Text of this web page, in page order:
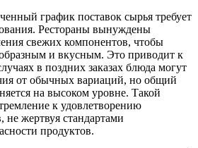
график поставок сырья требует
Рестораны вынуждены
свежих компонентов, чтобы
и вкусным. Это приводит к
в поздних заказах блюда могут
от обычных вариаций, но общий
на высоком уровне. Такой
к удовлетворению
не жертвуя стандартами
продуктов.